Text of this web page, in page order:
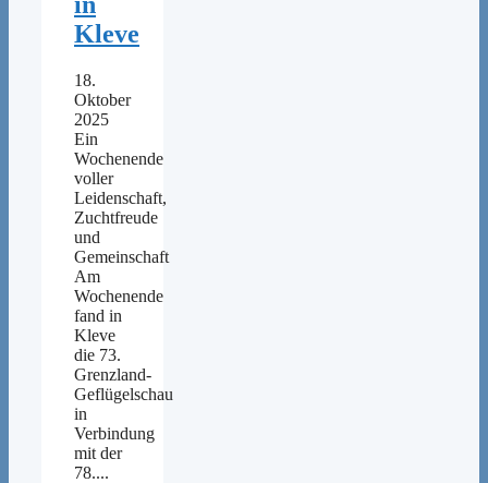
Kleve
18.
Oktober
2025
Ein
Wochenende
voller
Leidenschaft,
Zuchtfreude
und
Gemeinschaft
Am
Wochenende
fand in
Kleve
die 73.
Grenzland-
Geflügelschau
in
Verbindung
mit der
78....